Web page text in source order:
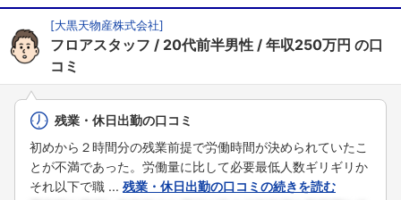
[大黒天物産株式会社]
フロアスタッフ 20代前半男性 年収250万円 の口
コミ
残業・休日出勤の口コミ
初めから２時間分の残業前提で労働時間が決められていたこ
とが不満であった。労働量に比して必要最低人数ギリギリか
それ以下で職 ... 残業・休日出勤の口コミの続きを読む